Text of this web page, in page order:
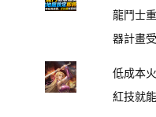
龍鬥士
器計畫
低成本
紅技就